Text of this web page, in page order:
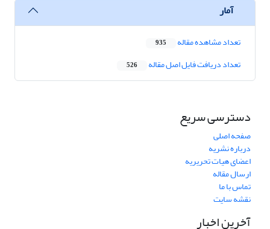
آمار
تعداد مشاهده مقاله 935
تعداد دریافت فایل اصل مقاله 526
دسترسی سریع
صفحه اصلی
درباره نشریه
اعضای هیات تحریریه
ارسال مقاله
تماس با ما
نقشه سایت
آخرین اخبار